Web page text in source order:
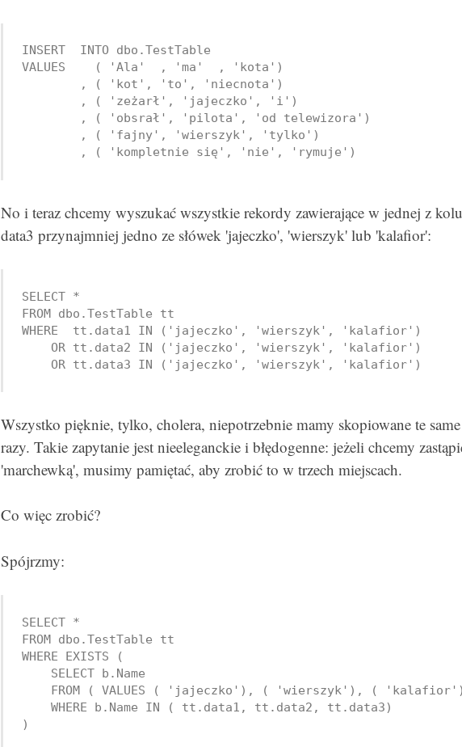
INSERT  INTO dbo.TestTable
VALUES    ( 'Ala'  , 'ma'  , 'kota')
, ( 'kot', 'to', 'niecnota')
, ( 'zeżarł', 'jajeczko', 'i')
, ( 'obsrał', 'pilota', 'od telewizora')
, ( 'fajny', 'wierszyk', 'tylko')
, ( 'kompletnie się', 'nie', 'rymuje')
No i teraz chcemy wyszukać wszystkie rekordy zawierające w jednej z
data3 przynajmniej jedno ze słówek 'jajeczko', 'wierszyk' lub 'kalafior':
SELECT *
FROM dbo.TestTable tt
WHERE  tt.data1 IN ('jajeczko', 'wierszyk', 'kalafior')
OR tt.data2 IN ('jajeczko', 'wierszyk', 'kalafior')
OR tt.data3 IN ('jajeczko', 'wierszyk', 'kalafior')
Wszystko pięknie, tylko, cholera, niepotrzebnie mamy skopiowane te
razy. Takie zapytanie jest nieeleganckie i błędogenne: jeżeli chcemy
'marchewką', musimy pamiętać, aby zrobić to w trzech miejscach.
Co więc zrobić?
Spójrzmy:
SELECT *
FROM dbo.TestTable tt
WHERE EXISTS (
SELECT b.Name
FROM ( VALUES ( 'jajeczko'), ( 'wierszyk'), ( 'kalafior')
WHERE b.Name IN ( tt.data1, tt.data2, tt.data3)
)